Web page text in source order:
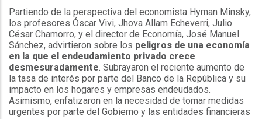
Partiendo de la perspectiva del economista Hyman Minsky,
los profesores Óscar Vivi, Jhova Allam Echeverri, Julio
César Chamorro, y el director de Economía, José Manuel
Sánchez, advirtieron sobre los peligros de una economía
en la que el endeudamiento privado crece
desmesuradamente. Subrayaron el reciente aumento de
la tasa de interés por parte del Banco de la República y su
impacto en los hogares y empresas endeudados.
Asimismo, enfatizaron en la necesidad de tomar medidas
urgentes por parte del Gobierno y las entidades financieras